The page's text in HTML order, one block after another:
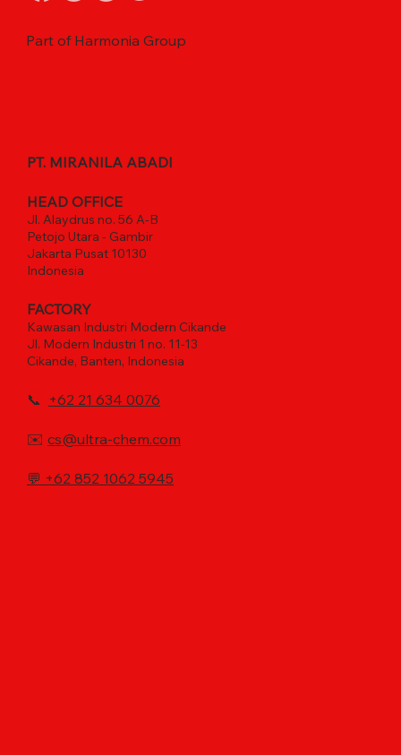
Part of Harmonia Group
PT. MIRANILA ABADI
HEAD OFFICE
Jl. Alaydrus no. 56 A-B
Petojo Utara - Gambir
Jakarta Pusat 10130
Indonesia
FACTORY
Kawasan Industri Modern Cikande
Jl. Modern Industri 1 no. 11-13
Cikande, Banten, Indonesia
📞 +62 21 634 0076
✉️ cs@ultra-chem.com
💬 +62 852 1062 5945